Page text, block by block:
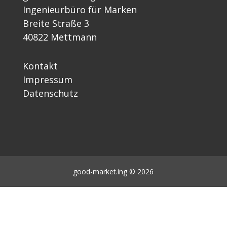
Ingenieurbüro für Marken
Breite Straße 3
40822 Mettmann
Kontakt
Impressum
Datenschutz
good-market.ing © 2026